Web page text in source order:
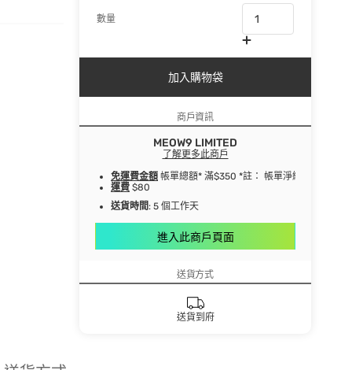
數量
加入購物袋
商戶資訊
MEOW9 LIMITED
了解更多此商戶
免運費金額 帳單總額* 滿$350 *註： 帳單淨總額指扣除
運費 $80
送貨時間: 5 個工作天
進入此商戶頁面
送貨方式
送貨到府